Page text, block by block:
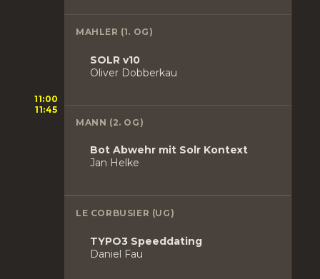
11:00
11:45
MAHLER (1. OG)
SOLR v10
Oliver Dobberkau
MANN (2. OG)
Bot Abwehr mit Solr Kontext
Jan Helke
LE CORBUSIER (UG)
TYPO3 Speeddating
Daniel Fau